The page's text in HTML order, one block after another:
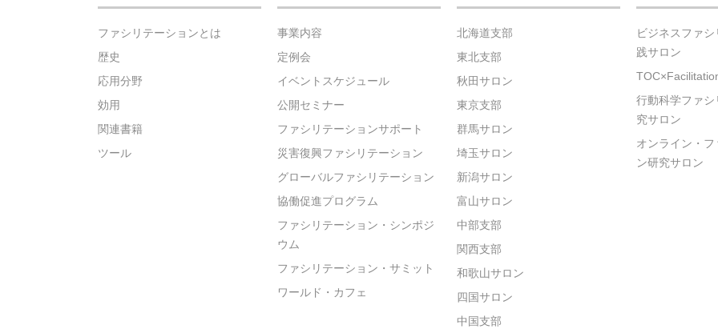
ファシリテーションとは
歴史
応用分野
効用
関連書籍
ツール
事業内容
定例会
イベントスケジュール
公開セミナー
ファシリテーションサポート
災害復興ファシリテーション
グローバルファシリテーション
協働促進プログラム
ファシリテーション・シンポジ
ウム
ファシリテーション・サミット
ワールド・カフェ
北海道支部
東北支部
秋田サロン
東京支部
群馬サロン
埼玉サロン
新潟サロン
富山サロン
中部支部
関西支部
和歌山サロン
四国サロン
中国支部
ビジネスファ
践サロン
行動科学ファ
究サロン
オンライン・
ン研究サロン